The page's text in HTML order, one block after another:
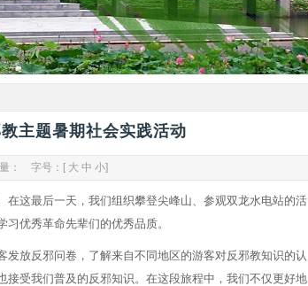
主题暑期社会实践活动
： 字号：[ 大 中 小]
这最后一天，我们组织攀登尖峰山、参观双龙水电站的活
优秀革命先辈们的优秀品质。
放反邪问卷，了解来自不同地区的游客对反邪教知识的认
受我们普及的反邪知识。在这段旅程中，我们不仅更好地